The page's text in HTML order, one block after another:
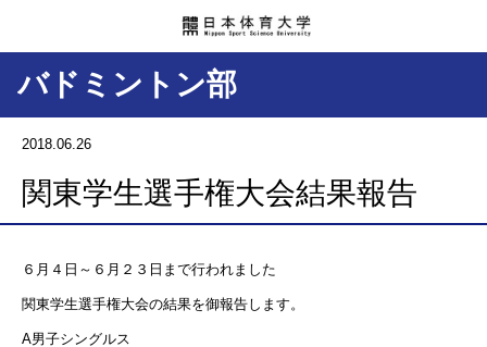
バドミントン部
2018.06.26
関東学生選手権大会結果報告
６月４日～６月２３日まで行われました
関東学生選手権大会の結果を御報告します。
A男子シングルス